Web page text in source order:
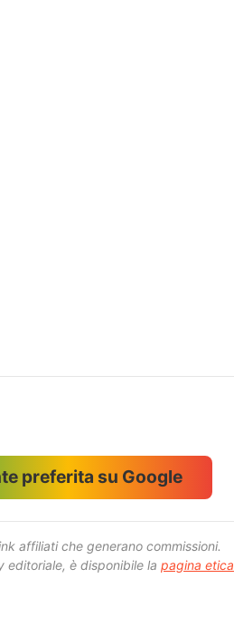
preferita su Google
affiliati che generano commissioni.
editoriale, è disponibile la pagina etica